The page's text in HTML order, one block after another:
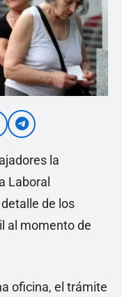
la
Laboral
de los
al momento de
oficina, el trámite